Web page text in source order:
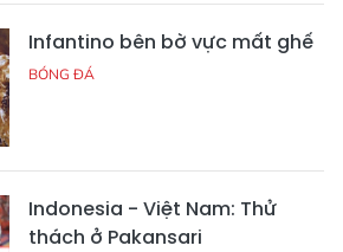
Infantino bên bờ vực mất ghế
BÓNG ĐÁ
Indonesia - Việt Nam: Thử
thách ở Pakansari